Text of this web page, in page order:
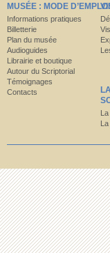
MUSÉE : MODE D’EMPLOI
Informations pratiques
Billetterie
Plan du musée
Audioguides
Librairie et boutique
Autour du Scriptorial
Témoignages
Contacts